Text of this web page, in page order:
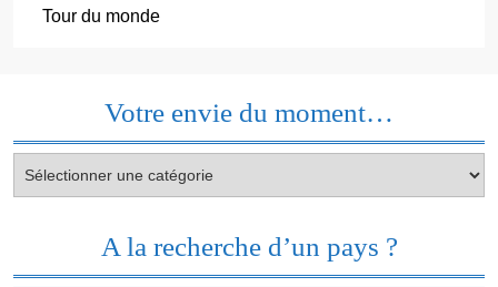
Tour du monde
Votre envie du moment…
envie
A la recherche d’un pays ?